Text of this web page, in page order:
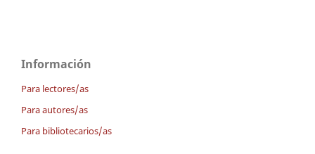
Información
Para lectores/as
Para autores/as
Para bibliotecarios/as